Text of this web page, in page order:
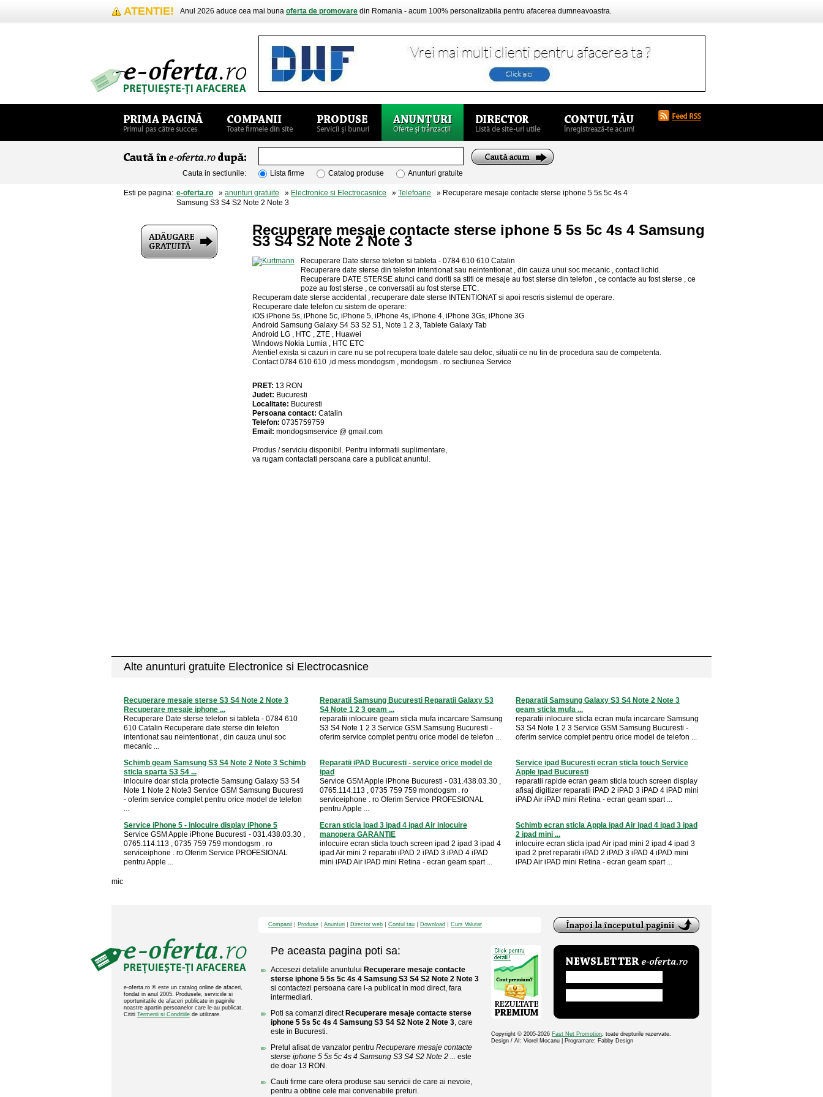
ATENTIE! Anul 2026 aduce cea mai buna oferta de promovare din Romania - acum 100% personalizabila pentru afacerea dumneavoastra.
Cauta in sectiunile: Lista firme Catalog produse Anunturi gratuite
Esti pe pagina: e-oferta.ro » anunturi gratuite » Electronice si Electrocasnice » Telefoane » Recuperare mesaje contacte sterse iphone 5 5s 5c 4s 4
Samsung S3 S4 S2 Note 2 Note 3
Recuperare mesaje contacte sterse iphone 5 5s 5c 4s 4 Samsung
S3 S4 S2 Note 2 Note 3
Recuperare Date sterse telefon si tableta - 0784 610 610 Catalin
Recuperare date sterse din telefon intentionat sau neintentionat , din cauza unui soc mecanic , contact lichid.
Recuperare DATE STERSE atunci cand doriti sa stiti ce mesaje au fost sterse din telefon , ce contacte au fost sterse , ce
poze au fost sterse , ce conversatii au fost sterse ETC.
Recuperam date sterse accidental , recuperare date sterse INTENTIONAT si apoi rescris sistemul de operare.
Recuperare date telefon cu sistem de operare:
iOS iPhone 5s, iPhone 5c, iPhone 5, iPhone 4s, iPhone 4, iPhone 3Gs, iPhone 3G
Android Samsung Galaxy S4 S3 S2 S1, Note 1 2 3, Tablete Galaxy Tab
Android LG , HTC , ZTE , Huawei
Windows Nokia Lumia , HTC ETC
Atentie! exista si cazuri in care nu se pot recupera toate datele sau deloc, situatii ce nu tin de procedura sau de competenta.
Contact 0784 610 610 ,id mess mondogsm , mondogsm . ro sectiunea Service
PRET: 13 RON
Judet: Bucuresti
Localitate: Bucuresti
Persoana contact: Catalin
Telefon: 0735759759
Email: mondogsmservice @ gmail.com
Produs / serviciu disponibil . Pentru informatii suplimentare,
va rugam contactati persoana care a publicat anuntul.
Alte anunturi gratuite Electronice si Electrocasnice
Recuperare mesaje sterse S3 S4 Note 2 Note 3
Recuperare mesaje iphone ...
Recuperare Date sterse telefon si tableta - 0784 610
610 Catalin Recuperare date sterse din telefon
intentionat sau neintentionat , din cauza unui soc
mecanic ...
Reparatii Samsung Bucuresti Reparatii Galaxy S3
S4 Note 1 2 3 geam ...
reparatii inlocuire geam sticla mufa incarcare Samsung
S3 S4 Note 1 2 3 Service GSM Samsung Bucuresti -
oferim service complet pentru orice model de telefon ...
Reparatii Samsung Galaxy S3 S4 Note 2 Note 3
geam sticla mufa ...
reparatii inlocuire sticla ecran mufa incarcare Samsung
S3 S4 Note 1 2 3 Service GSM Samsung Bucuresti -
oferim service complet pentru orice model de telefon ...
Schimb geam Samsung S3 S4 Note 2 Note 3 Schimb
sticla sparta S3 S4 ...
inlocuire doar sticla protectie Samsung Galaxy S3 S4
Note 1 Note 2 Note3 Service GSM Samsung Bucuresti
- oferim service complet pentru orice model de telefon
...
Reparatii iPAD Bucuresti - service orice model de
ipad
Service GSM Apple iPhone Bucuresti - 031.438.03.30 ,
0765.114.113 , 0735 759 759 mondogsm . ro
serviceiphone . ro Oferim Service PROFESIONAL
pentru Apple ...
Service ipad Bucuresti ecran sticla touch Service
Apple ipad Bucuresti
reparatii rapide ecran geam sticla touch screen display
afisaj digitizer reparatii iPAD 2 iPAD 3 iPAD 4 iPAD mini
iPAD Air iPAD mini Retina - ecran geam spart ...
Service iPhone 5 - inlocuire display iPhone 5
Service GSM Apple iPhone Bucuresti - 031.438.03.30 ,
0765.114.113 , 0735 759 759 mondogsm . ro
serviceiphone . ro Oferim Service PROFESIONAL
pentru Apple ...
Ecran sticla ipad 3 ipad 4 ipad Air inlocuire
manopera GARANTIE
inlocuire ecran sticla touch screen ipad 2 ipad 3 ipad 4
ipad Air mini 2 reparatii iPAD 2 iPAD 3 iPAD 4 iPAD
mini iPAD Air iPAD mini Retina - ecran geam spart ...
Schimb ecran sticla Appla ipad Air ipad 4 ipad 3 ipad
2 ipad mini ...
inlocuire ecran sticla ipad Air ipad mini 2 ipad 4 ipad 3
ipad 2 pret reparatii iPAD 2 iPAD 3 iPAD 4 iPAD mini
iPAD Air iPAD mini Retina - ecran geam spart ...
mic
e-oferta.ro ® este un catalog online de afaceri,
fondat in anul 2005. Produsele, serviciile si
oportunitatile de afaceri publicate in paginile
noastre apartin persoanelor care le-au publicat.
Cititi Termenii si Conditiile de utilizare.
Companii Produse Anunturi Director web Contul tau Download Curs Valutar
Pe aceasta pagina poti sa:
Accesezi detaliile anuntului Recuperare mesaje contacte
sterse iphone 5 5s 5c 4s 4 Samsung S3 S4 S2 Note 2 Note 3
si contactezi persoana care l-a publicat in mod direct, fara
intermediari.
Poti sa comanzi direct Recuperare mesaje contacte sterse
iphone 5 5s 5c 4s 4 Samsung S3 S4 S2 Note 2 Note 3, care
este in Bucuresti.
Pretul afisat de vanzator pentru Recuperare mesaje contacte
sterse iphone 5 5s 5c 4s 4 Samsung S3 S4 S2 Note 2 ... este
de doar 13 RON.
Cauti firme care ofera produse sau servicii de care ai nevoie,
pentru a obtine cele mai convenabile preturi.
Copyright © 2005-2026 Fast Net Promotion, toate drepturile rezervate.
Design / AI: Viorel Mocanu | Programare: Fabby Design